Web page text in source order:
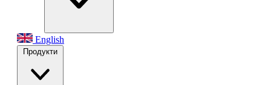
English
Продукти